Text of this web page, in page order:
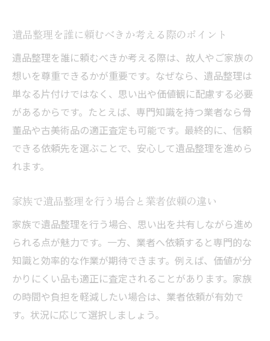
遺品整理を誰に頼むべきか考える際のポイント
遺品整理を誰に頼むべきか考える際は、故人やご家族の
想いを尊重できるかが重要です。なぜなら、遺品整理は
単なる片付けではなく、思い出や価値観に配慮する必要
があるからです。たとえば、専門知識を持つ業者なら骨
董品や古美術品の適正査定も可能です。最終的に、信頼
できる依頼先を選ぶことで、安心して遺品整理を進めら
れます。
家族で遺品整理を行う場合と業者依頼の違い
家族で遺品整理を行う場合、思い出を共有しながら進め
られる点が魅力です。一方、業者へ依頼すると専門的な
知識と効率的な作業が期待できます。例えば、価値が分
かりにくい品も適正に査定されることがあります。家族
の時間や負担を軽減したい場合は、業者依頼が有効で
す。状況に応じて選択しましょう。